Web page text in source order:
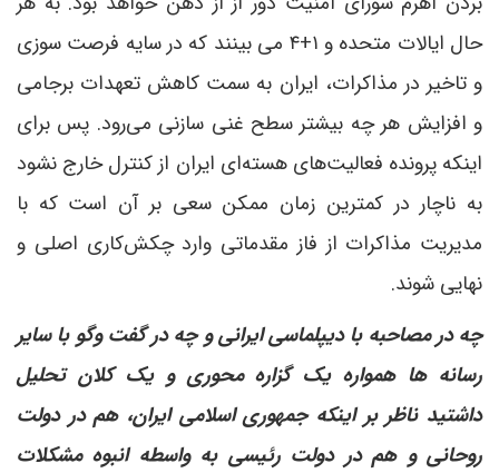
حال ایالات متحده و ۱+۴ می بینند که در سایه فرصت سوزی
و تاخیر در مذاکرات، ایران به سمت کاهش تعهدات برجامی
و افزایش هر چه بیشتر سطح غنی سازنی می‌رود. پس برای
اینکه پرونده فعالیت‌های هسته‌ای ایران از کنترل خارج نشود
به ناچار در کمترین زمان ممکن سعی بر آن است که با
مدیریت مذاکرات از فاز مقدماتی وارد چکش‌کاری اصلی و
نهایی شوند.
چه در مصاحبه با دیپلماسی ایرانی و چه در گفت وگو با سایر
رسانه ها همواره یک گزاره محوری و یک کلان تحلیل
داشتید ناظر بر اینکه جمهوری اسلامی ایران، هم در دولت
روحانی و هم در دولت رئیسی به واسطه انبوه مشکلات